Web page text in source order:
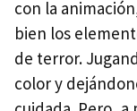
con la
bien los
de terror.
color y